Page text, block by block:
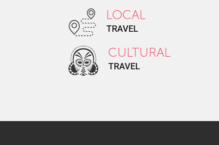
LOCAL
TRAVEL
CULTURAL
TRAVEL